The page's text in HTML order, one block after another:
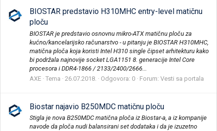
BIOSTAR predstavio H310MHC entry-level matičnu
ploču
BIOSTAR je predstavio osnovnu mikro-ATX matičnu ploču za
kućno/kancelarijsko računarstvo - u pitanju je BIOSTAR H310MHC,
matična ploča koja koristi Intel H310 single čipset arhitekturu kako
bi podržala najnovije socket LGA1151 8. generacije Intel Core
procesora i DDR4-1866 / 2133/2400/2666...
AXE Tema 26.07.2018. Odgovora: 0 Forum: Vesti sa portala
Biostar najavio B250MDC matičnu ploču
Stigla je nova B250MDC matična ploča iz Biostar-a, a iz kompanije
navode da ploča nudi balansirani set dodataka i da je izuzetno